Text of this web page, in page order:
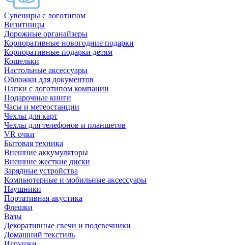
Сувениры с логотипом
Визитницы
Дорожные органайзеры
Корпоративные новогодние подарки
Корпоративные подарки детям
Кошельки
Настольные аксессуары
Обложки для документов
Папки с логотипом компании
Подарочные книги
Часы и метеостанции
Чехлы для карт
Чехлы для телефонов и планшетов
VR очки
Бытовая техника
Внешние аккумуляторы
Внешние жесткие диски
Зарядные устройства
Компьютерные и мобильные аксессуары
Наушники
Портативная акустика
Флешки
Вазы
Декоративные свечи и подсвечники
Домашний текстиль